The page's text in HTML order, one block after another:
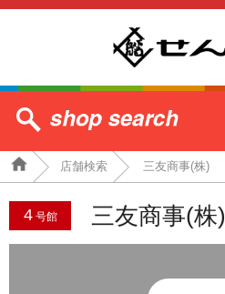
店舗検索 三友商事(株)
4号館 三友商事(株)